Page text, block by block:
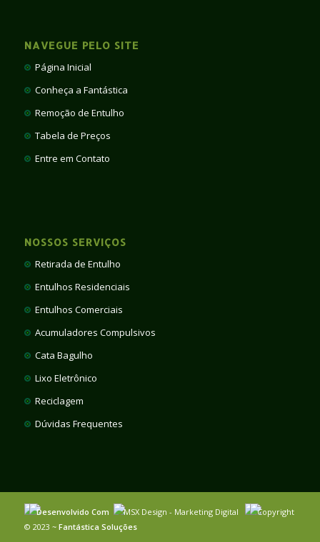
NAVEGUE PELO SITE
Página Inicial
Conheça a Fantástica
Remoção de Entulho
Tabela de Preços
Entre em Contato
NOSSOS SERVIÇOS
Retirada de Entulho
Entulhos Residenciais
Entulhos Comerciais
Acumuladores Compulsivos
Cata Bagulho
Lixo Eletrônico
Reciclagem
Dúvidas Frequentes
Desenvolvido Com MSX Design - Marketing Digital
Copyright
© 2023 ~ Fantástica Soluções